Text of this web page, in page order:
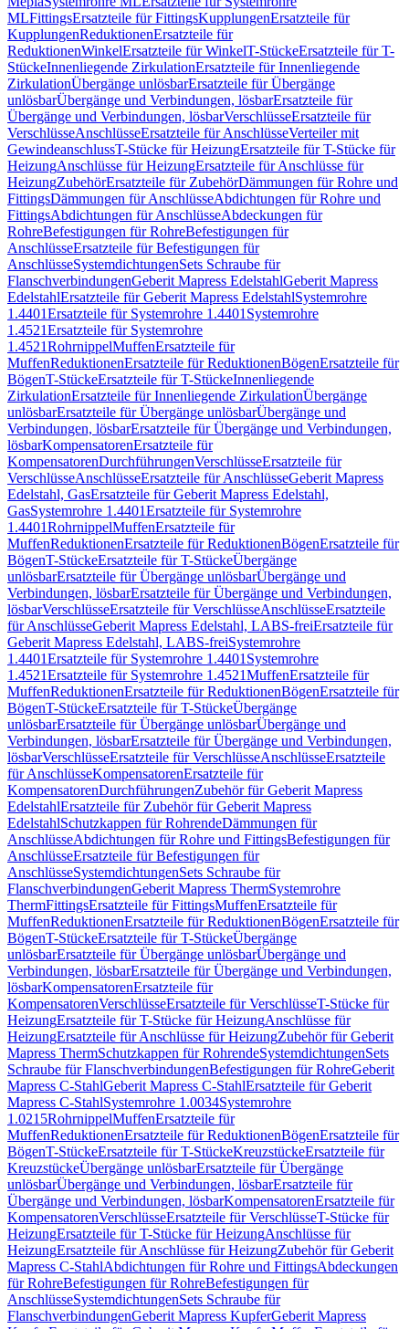
MLFittingsErsatzteile für FittingsKupplungenErsatzteile für
KupplungenReduktionenErsatzteile für
ReduktionenWinkelErsatzteile für WinkelT-StückeErsatzteile für T-
StückeInnenliegende ZirkulationErsatzteile für Innenliegende
ZirkulationÜbergänge unlösbarErsatzteile für Übergänge
unlösbarÜbergänge und Verbindungen, lösbarErsatzteile für
Übergänge und Verbindungen, lösbarVerschlüsseErsatzteile für
VerschlüsseAnschlüsseErsatzteile für AnschlüsseVerteiler mit
GewindeanschlussT-Stücke für HeizungErsatzteile für T-Stücke für
HeizungAnschlüsse für HeizungErsatzteile für Anschlüsse für
HeizungZubehörErsatzteile für ZubehörDämmungen für Rohre und
FittingsDämmungen für AnschlüsseAbdichtungen für Rohre und
FittingsAbdichtungen für AnschlüsseAbdeckungen für
RohreBefestigungen für RohreBefestigungen für
AnschlüsseErsatzteile für Befestigungen für
AnschlüsseSystemdichtungenSets Schraube für
FlanschverbindungenGeberit Mapress EdelstahlGeberit Mapress
EdelstahlErsatzteile für Geberit Mapress EdelstahlSystemrohre
1.4401Ersatzteile für Systemrohre 1.4401 Systemrohre
1.4521Ersatzteile für Systemrohre
1.4521RohrnippelMuffenErsatzteile für
MuffenReduktionenErsatzteile für ReduktionenBögenErsatzteile für
BögenT-StückeErsatzteile für T-StückeInnenliegende
ZirkulationErsatzteile für Innenliegende ZirkulationÜbergänge
unlösbarErsatzteile für Übergänge unlösbarÜbergänge und
Verbindungen, lösbarErsatzteile für Übergänge und Verbindungen,
lösbarKompensatorenErsatzteile für
KompensatorenDurchführungenVerschlüsseErsatzteile für
VerschlüsseAnschlüsseErsatzteile für AnschlüsseGeberit Mapress
Edelstahl, GasErsatzteile für Geberit Mapress Edelstahl,
GasSystemrohre 1.4401Ersatzteile für Systemrohre
1.4401RohrnippelMuffenErsatzteile für
MuffenReduktionenErsatzteile für ReduktionenBögenErsatzteile für
BögenT-StückeErsatzteile für T-StückeÜbergänge
unlösbarErsatzteile für Übergänge unlösbarÜbergänge und
Verbindungen, lösbarErsatzteile für Übergänge und Verbindungen,
lösbarVerschlüsseErsatzteile für VerschlüsseAnschlüsseErsatzteile
für AnschlüsseGeberit Mapress Edelstahl, LABS-freiErsatzteile für
Geberit Mapress Edelstahl, LABS-freiSystemrohre
1.4401Ersatzteile für Systemrohre 1.4401 Systemrohre
1.4521Ersatzteile für Systemrohre 1.4521MuffenErsatzteile für
MuffenReduktionenErsatzteile für ReduktionenBögenErsatzteile für
BögenT-StückeErsatzteile für T-StückeÜbergänge
unlösbarErsatzteile für Übergänge unlösbarÜbergänge und
Verbindungen, lösbarErsatzteile für Übergänge und Verbindungen,
lösbarVerschlüsseErsatzteile für VerschlüsseAnschlüsseErsatzteile
für AnschlüsseKompensatorenErsatzteile für
KompensatorenDurchführungenZubehör für Geberit Mapress
EdelstahlErsatzteile für Zubehör für Geberit Mapress
EdelstahlSchutzkappen für RohrendeDämmungen für
AnschlüsseAbdichtungen für Rohre und FittingsBefestigungen für
AnschlüsseErsatzteile für Befestigungen für
AnschlüsseSystemdichtungenSets Schraube für
FlanschverbindungenGeberit Mapress ThermSystemrohre
ThermFittingsErsatzteile für FittingsMuffenErsatzteile für
MuffenReduktionenErsatzteile für ReduktionenBögenErsatzteile für
BögenT-StückeErsatzteile für T-StückeÜbergänge
unlösbarErsatzteile für Übergänge unlösbarÜbergänge und
Verbindungen, lösbarErsatzteile für Übergänge und Verbindungen,
lösbarKompensatorenErsatzteile für
KompensatorenVerschlüsseErsatzteile für VerschlüsseT-Stücke für
HeizungErsatzteile für T-Stücke für HeizungAnschlüsse für
HeizungErsatzteile für Anschlüsse für HeizungZubehör für Geberit
Mapress ThermSchutzkappen für RohrendeSystemdichtungenSets
Schraube für FlanschverbindungenBefestigungen für RohreGeberit
Mapress C-StahlGeberit Mapress C-StahlErsatzteile für Geberit
Mapress C-StahlSystemrohre 1.0034Systemrohre
1.0215RohrnippelMuffenErsatzteile für
MuffenReduktionenErsatzteile für ReduktionenBögenErsatzteile für
BögenT-StückeErsatzteile für T-StückeKreuzstückeErsatzteile für
KreuzstückeÜbergänge unlösbarErsatzteile für Übergänge
unlösbarÜbergänge und Verbindungen, lösbarErsatzteile für
Übergänge und Verbindungen, lösbarKompensatorenErsatzteile für
KompensatorenVerschlüsseErsatzteile für VerschlüsseT-Stücke für
HeizungErsatzteile für T-Stücke für HeizungAnschlüsse für
HeizungErsatzteile für Anschlüsse für HeizungZubehör für Geberit
Mapress C-StahlAbdichtungen für Rohre und FittingsAbdeckungen
für RohreBefestigungen für RohreBefestigungen für
AnschlüsseSystemdichtungenSets Schraube für
FlanschverbindungenGeberit Mapress KupferGeberit Mapress